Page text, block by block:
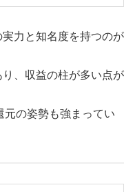
力と知名度を持つのが
、収益の柱が多い点が
の姿勢も強まってい